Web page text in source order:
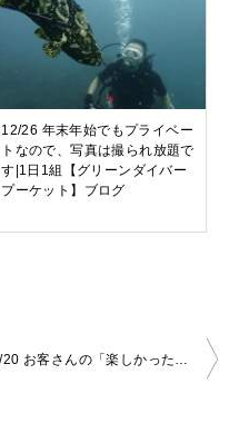
12/26 年末年始でもプライベー
トなので、写真は撮られ放題で
す|1日1組【グリーンダイバー
プーケット】ブログ
3/20 お客さんの「楽しかったです！」の一言のために、心がけている安全対策|1日1組【グリーンダイバープーケット】ブログ